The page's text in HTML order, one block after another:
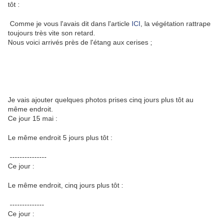
tôt :
Comme je vous l'avais dit dans l'article ICI , la végétation rattrape
toujours très vite son retard.
Nous voici arrivés près de l'étang aux cerises ;
Je vais ajouter quelques photos prises cinq jours plus tôt au
même endroit.
Ce jour 15 mai :
Le même endroit 5 jours plus tôt :
---------------
Ce jour :
Le même endroit, cinq jours plus tôt :
--------------
Ce jour :